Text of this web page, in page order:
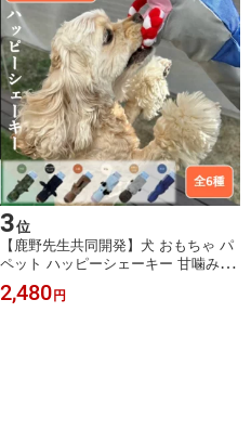
3位
【鹿野先生共同開発】犬 おもちゃ パ
ペット ハッピーシェーキー 甘噛み対
策 引っ張りっこ 音が鳴る ロープ付き
知育玩具 手を守る安全設計 小型犬 中
2,480 円